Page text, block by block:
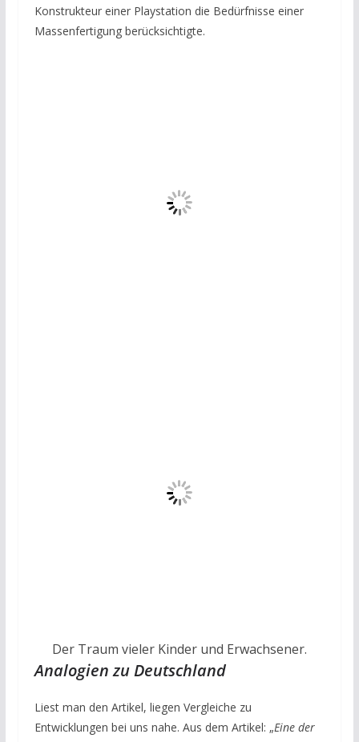
Konstrukteur einer Playstation die Bedürfnisse einer
Massenfertigung berücksichtigte.
Der Traum vieler Kinder und Erwachsener.
Analogien zu Deutschland
Liest man den Artikel, liegen Vergleiche zu
Entwicklungen bei uns nahe. Aus dem Artikel: „Eine der